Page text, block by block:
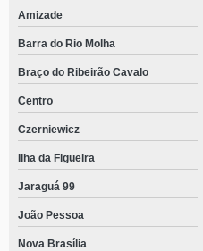
Amizade
Barra do Rio Molha
Braço do Ribeirão Cavalo
Centro
Czerniewicz
Ilha da Figueira
Jaraguá 99
João Pessoa
Nova Brasília